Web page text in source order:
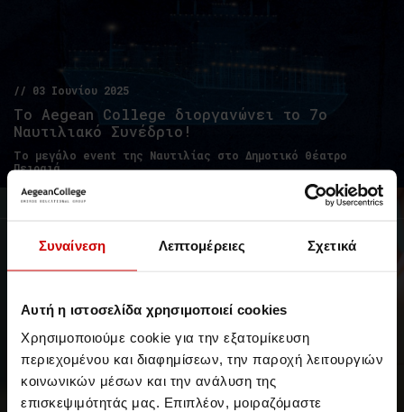
Συναίνεση Λεπτομέρειες Σχετικά
Αυτή η ιστοσελίδα χρησιμοποιεί cookies
Χρησιμοποιούμε cookie για την εξατομίκευση
περιεχομένου και διαφημίσεων, την παροχή λειτουργιών
κοινωνικών μέσων και την ανάλυση της
επισκεψιμότητάς μας. Επιπλέον, μοιραζόμαστε
// 03 Ιουνίου 2025
Το Αegean College διοργανώνει το 7ο
Ναυτιλιακό Συνέδριο!
Το μεγάλο event της Ναυτιλίας στο Δημοτικό Θέατρο
Πειραιά